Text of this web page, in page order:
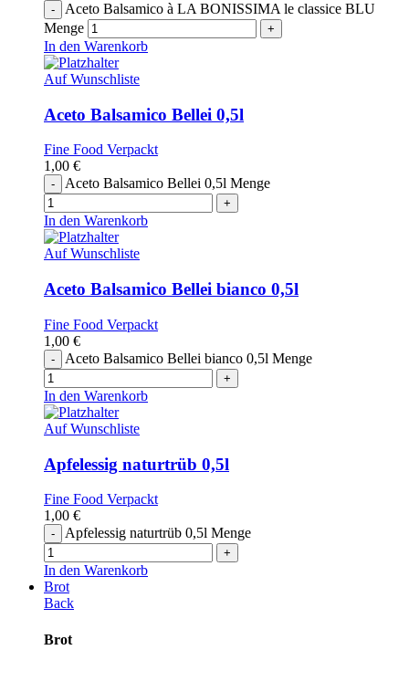
Aceto Balsamico à LA BONISSIMA le classice BLU
Menge
In den Warenkorb
Auf Wunschliste
Aceto Balsamico Bellei 0,5l
Fine Food Verpackt
1,00 €
Aceto Balsamico Bellei 0,5l Menge
In den Warenkorb
Auf Wunschliste
Aceto Balsamico Bellei bianco 0,5l
Fine Food Verpackt
1,00 €
Aceto Balsamico Bellei bianco 0,5l Menge
In den Warenkorb
Auf Wunschliste
Apfelessig naturtrüb 0,5l
Fine Food Verpackt
1,00 €
Apfelessig naturtrüb 0,5l Menge
In den Warenkorb
Brot
Back
Brot